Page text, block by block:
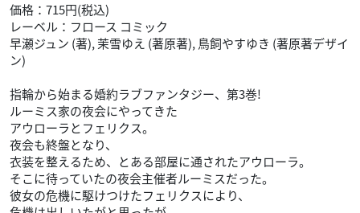
価格：715円(税込)
レーベル：フロース コミック
早瀬ジュン (著), 茉雪ゆえ (著原著), 鳥飼やすゆき (著原著デザイ
ン)
指輪から始まる婚約ラブファンタジー、第3巻!
ルーミス家の夜会にやってきた
アウローラとフェリクス。
夜会も終盤となり、
衣装を整えるため、とある部屋に通されたアウローラ。
そこに待っていたの夜会主催者ルーミスだった。
彼女の危機に駆けつけたフェリクスにより、